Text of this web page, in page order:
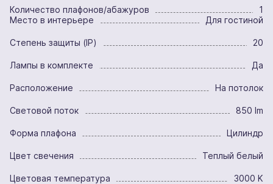
Количество плафонов/абажуров
1
Место в интерьере
Для гостиной
Степень защиты (IP) 20
Лампы в комплекте Да
Расположение На потолок
Световой поток 850 lm
Форма плафона Цилиндр
Цвет свечения Теплый белый
Цветовая температура 3000 K